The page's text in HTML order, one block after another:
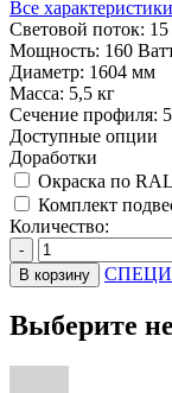
Все характеристики
Световой поток:
Мощность: 160
Диаметр: 1604 мм
Масса: 5,5 кг
Сечение профиля:
Доступные опции
Доработки
Окраска по RAL
Комплект
Количество:
-
В корзину
Выберите